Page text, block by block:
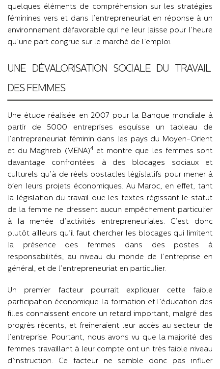
quelques éléments de compréhension sur les stratégies
féminines vers et dans l’entrepreneuriat en réponse à un
environnement défavorable qui ne leur laisse pour l’heure
qu’une part congrue sur le marché de l’emploi.
UNE DÉVALORISATION SOCIALE DU TRAVAIL
DES FEMMES
Une étude réalisée en 2007 pour la Banque mondiale à
partir de 5000 entreprises esquisse un tableau de
l’entrepreneuriat féminin dans les pays du Moyen-Orient
et du Maghreb (MENA)4et montre que les femmes sont
davantage confrontées à des blocages sociaux et
culturels qu’à de réels obstacles législatifs pour mener à
bien leurs projets économiques. Au Maroc, en effet, tant
la législation du travail que les textes régissant le statut
de la femme ne dressent aucun empêchement particulier
à la menée d’activités entrepreneuriales. C’est donc
plutôt ailleurs qu’il faut chercher les blocages qui limitent
la présence des femmes dans des postes à
responsabilités, au niveau du monde de l’entreprise en
général, et de l’entrepreneuriat en particulier.
Un premier facteur pourrait expliquer cette faible
participation économique: la formation et l’éducation des
filles connaissent encore un retard important, malgré des
progrès récents, et freineraient leur accès au secteur de
l’entreprise. Pourtant, nous avons vu que la majorité des
femmes travaillant à leur compte ont un très faible niveau
d’instruction. Ce facteur ne semble donc pas influer